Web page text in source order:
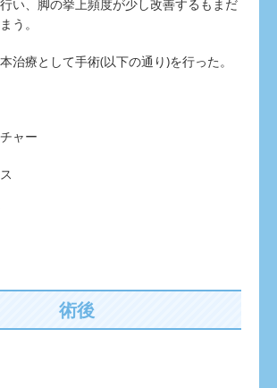
い、脚の挙上頻度が少し改善するもまだ
う。
治療として手術(以下の通り)を行った。
ャー
術後